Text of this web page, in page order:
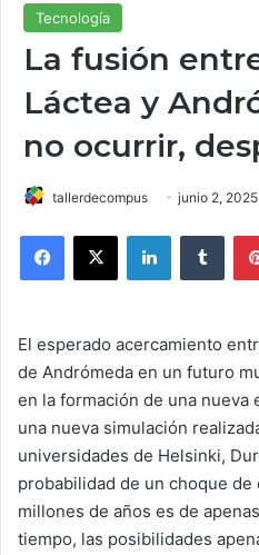
Tecnología
La fusión
Láctea y
no ocurrir,
tallerdecompus junio 2, 2025
El esperado acercamiento
de Andrómeda en un futuro
en la formación de una nueva
una nueva simulación
universidades de Helsinki,
probabilidad de un choque
millones de años es de
tiempo, las posibilidades